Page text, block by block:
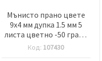
Мънисто прано цвете
9x4 мм дупка 1.5 мм 5
листа цветно -50 грама
~280 броя
Код: 107430